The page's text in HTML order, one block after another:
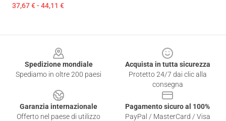
37,67 € - 44,11 €
Spedizione mondiale
Spediamo in oltre 200 paesi
Acquista in tutta sicurezza
Protetto 24/7 dai clic alla
consegna
Garanzia internazionale
Offerto nel paese di utilizzo
Pagamento sicuro al 100%
PayPal / MasterCard / Visa